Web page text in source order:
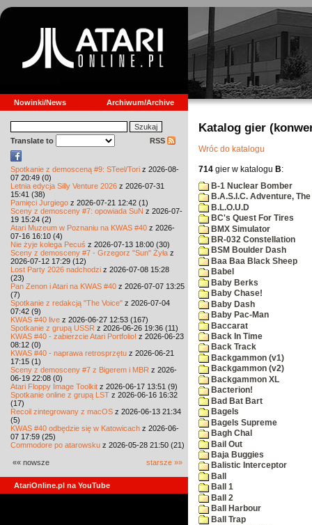
Nowinki/News Archiwum/Archive
Translate to RSS
Spotkanie z demosceną #9: STeel/Tori z 2026-08-
07 20:49 (0)
Letnia edycja Silly Venture 2026 z 2026-07-31
15:41 (38)
Pamięci Jurgiego z 2026-07-21 12:42 (1)
Sceny z demosceny #7: opowiada SuN z 2026-07-
19 15:24 (2)
Atari Muzeum w Poznaniu na KWAS #40 z 2026-
07-16 16:10 (4)
Nie żyje kolega Pecuś z 2026-07-13 18:00 (30)
Sceny z demosceny #7 - Grzegorz "Sun" Żyła z
2026-07-12 17:29 (12)
Lost Party 2026 nadchodzi z 2026-07-08 15:28
(23)
Pan Zenon i Atari na KWAS #40 z 2026-07-07 13:25
(7)
Spotkanie z redakcją "The Voice" z 2026-07-04
07:42 (9)
KWAS #40 live z 2026-06-27 12:53 (167)
Spotkanie z grupą USSR z 2026-06-26 19:36 (11)
KWAS #40 - zabierzcie Atari Portfolio! z 2026-06-23
08:12 (0)
KWAS #40 - naprawa retrosprzętu z 2026-06-21
17:15 (1)
Sceny z demosceny #7 z Bigerem i MBR z 2026-
06-19 22:08 (0)
Atari Floppy Image Toolkit z 2026-06-17 13:51 (9)
Spotkanie online z grupą LST z 2026-06-16 16:32
(17)
Recoil zintegrowany z macOS z 2026-06-13 21:34
(5)
KWAS #40 odbędzie się w Katowicach z 2026-06-
07 17:59 (25)
Commodore po atarowsku z 2026-05-28 21:50 (21)
«« nowsze starsze »»
AtariOnline.pl na YouTube
Katalog gier
Wróc do katalogu
714 gier w katalogu B:
B-1 Nuclear Bomber
B.A.S.I.C. Adventure, The
B.L.O.U.D
BC's Quest For Tires
BMX Simulator
BR-032 Constellation
BSM Boulder Dash
Baa Baa Black Sheep
Babel
Baby Berks
Baby Chase!
Baby Dash
Baby Pac-Man
Baccarat
Back In Time
Back Track
Backgammon (v1)
Backgammon (v2)
Backgammon XL
Bacterion!
Bad Bat Bart
Bagels
Bagels Supreme
Bagh Chal
Bail Out
Baja Buggies
Balistic Interceptor
Ball
Ball 1
Ball 2
Ball Harbour
Ball Trap